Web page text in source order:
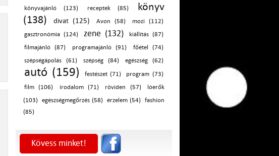
könyvajánló (123) receptek (85)
könyv
(138)
divat (125) Avon (58)
mozi (112)
gasztronómia (124)
zene (132)
kiállítás (87)
filmajánló (87)
programajánló (91)
főétel (74)
szépségápolás (61)
szépség (84) egészség (62)
autó (159) festészet (71)
program (73)
film (106)
irodalom (71) röviden (57)
lóerők
(103)
egészségmegőrzés (58) érzelem (54)
fashion
(85)
Kövess minket!